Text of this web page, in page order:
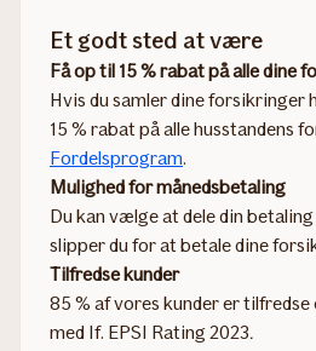
Et godt sted at være
Få op til 15 % rabat på alle dine
Hvis du samler dine forsikringer
15 % rabat på alle husstandens
Fordelsprogram.
Mulighed for månedsbetaling
Du kan vælge at dele din
slipper du for at betale dine
Tilfredse kunder
85 % af vores kunder er
med If. EPSI Rating 2023.